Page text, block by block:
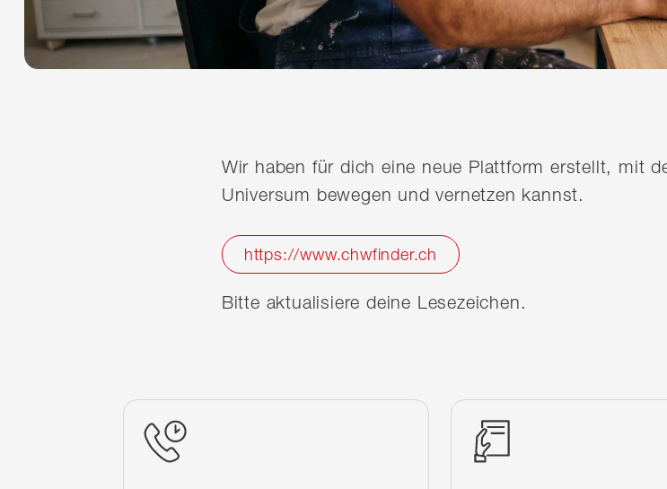
Wir haben für dich eine neue Plattform erstellt, mit
Universum bewegen und vernetzen kannst.
https://www.chwfinder.ch
Bitte aktualisiere deine Lesezeichen.